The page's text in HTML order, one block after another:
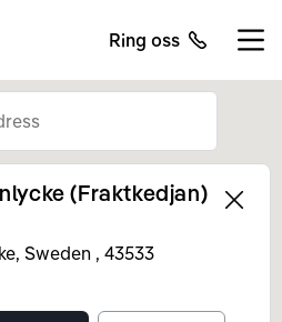
Ring oss
Left
(Fraktkedjan)
Sweden , 43533